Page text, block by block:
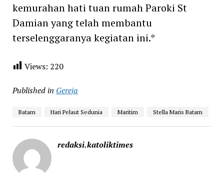
kemurahan hati tuan rumah Paroki St
Damian yang telah membantu
terselenggaranya kegiatan ini.*
Views: 220
Published in Gereja
Batam Hari Pelaut Sedunia Maritim Stella Maris Batam
redaksi.katoliktimes